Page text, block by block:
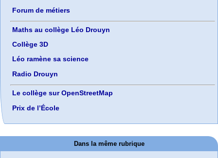
Forum de métiers
Maths au collège Léo Drouyn
Collège 3D
Léo ramène sa science
Radio Drouyn
Le collège sur OpenStreetMap
Prix de l’École
Dans la même rubrique